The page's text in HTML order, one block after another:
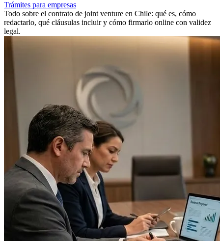
Trámites para empresas
Todo sobre el contrato de joint venture en Chile: qué es, cómo
redactarlo, qué cláusulas incluir y cómo firmarlo online con validez
legal.